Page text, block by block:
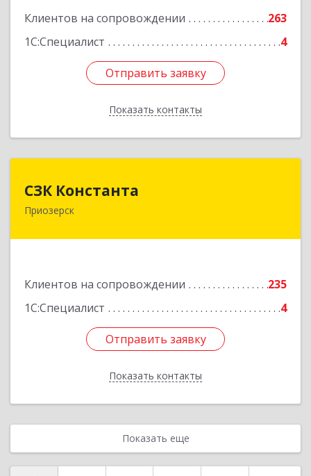
Клиентов на сопровождении
263
1С:Специалист
4
Отправить заявку
Показать контакты
Подробнее
Отправить заявку
Назад
СЗК Константа
Приозерск
Клиентов на сопровождении
235
1С:Специалист
4
Отправить заявку
Показать контакты
188760, Ленинградская обл, Приозерск г,
Отправить заявку
Назад
Показать еще